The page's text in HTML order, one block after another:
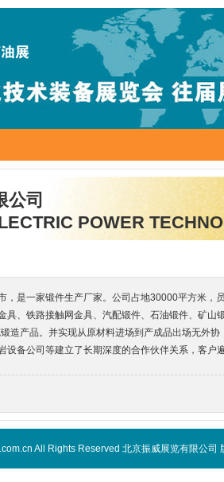
公司
POWER
，是一家锻件生产厂家。公司占地30000平方米
具、铁路接触网金具、汽配锻件、石油锻件、矿
造产品。并实现从原材料进场到产成品出场无外
备公司等建立了长期深度的合作伙伴关系，客户
All Rights Reserved 北京振威展览有限